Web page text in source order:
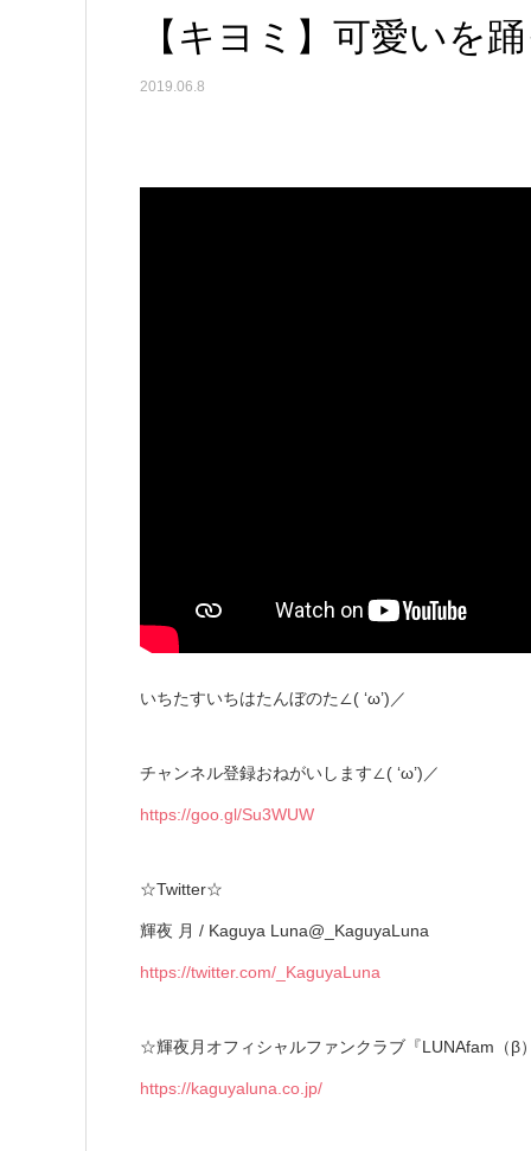
【キヨミ】可愛いを
2019.06.8
いちたすいちはたんぼのた∠( ‘ω’)／
チャンネル登録おねがいします∠( ‘ω’)／
https://goo.gl/Su3WUW
☆Twitter☆
輝夜 月 / Kaguya Luna@_KaguyaLuna
https://twitter.com/_KaguyaLuna
☆輝夜月オフィシャルファンクラブ『LUNAfam（β
https://kaguyaluna.co.jp/